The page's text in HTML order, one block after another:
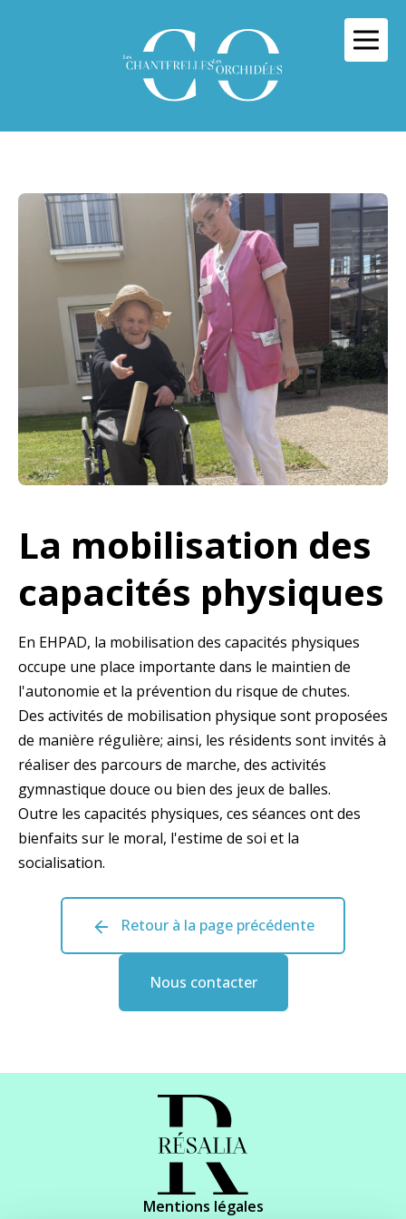
La mobilisation des
capacités physiques
En EHPAD, la mobilisation des capacités physiques
occupe une place importante dans le maintien de
l'autonomie et la prévention du risque de chutes.
Des activités de mobilisation physique sont proposées
de manière régulière; ainsi, les résidents sont invités à
réaliser des parcours de marche, des activités
gymnastique douce ou bien des jeux de balles.
Outre les capacités physiques, ces séances ont des
bienfaits sur le moral, l'estime de soi et la
socialisation.
Retour à la page précédente
Nous contacter
Mentions légales